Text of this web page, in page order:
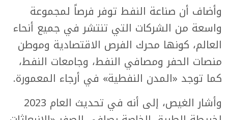
وأضاف أن صناعة النفط توفر فرصاً لمجموعة
واسعة من الشركات التي تنتشر في جميع أنحاء
العالم، كونها محرك الفرص الاقتصادية وموطن
منصات الحفر ومصافي النفط، وجامعات النفط،
كما توجد «المدن النفطية» في أرجاء المعمورة.
وأشار الغيص، إلى أنه في تحديث العام 2023